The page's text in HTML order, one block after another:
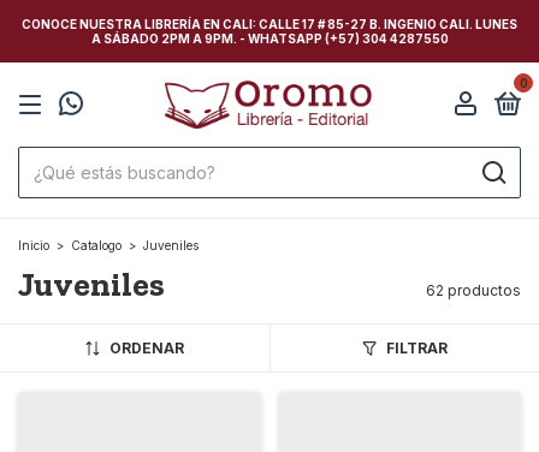
CONOCE NUESTRA LIBRERÍA EN CALI: CALLE 17 # 85-27 B. INGENIO CALI. LUNES
A SÁBADO 2PM A 9PM. - WHATSAPP (+57) 304 4287550
0
Inicio > Catalogo > Juveniles
Juveniles 62 productos
ORDENAR FILTRAR